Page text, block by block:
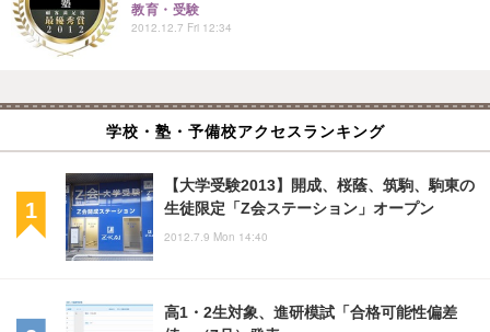
教育・受験
2012.12.7 Fri 12:34
学校・塾・予備校アクセスランキング
【大学受験2013】開成、桜蔭、筑駒、駒東の
生徒限定「Z会ステーション」オープン
2012.7.9 Mon 14:40
高1・2生対象、進研模試「合格可能性偏差